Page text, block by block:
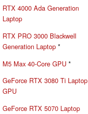
RTX 4000 Ada Generation
Laptop
RTX PRO 3000 Blackwell
Generation Laptop *
M5 Max 40-Core GPU *
GeForce RTX 3080 Ti Laptop
GPU
GeForce RTX 5070 Laptop